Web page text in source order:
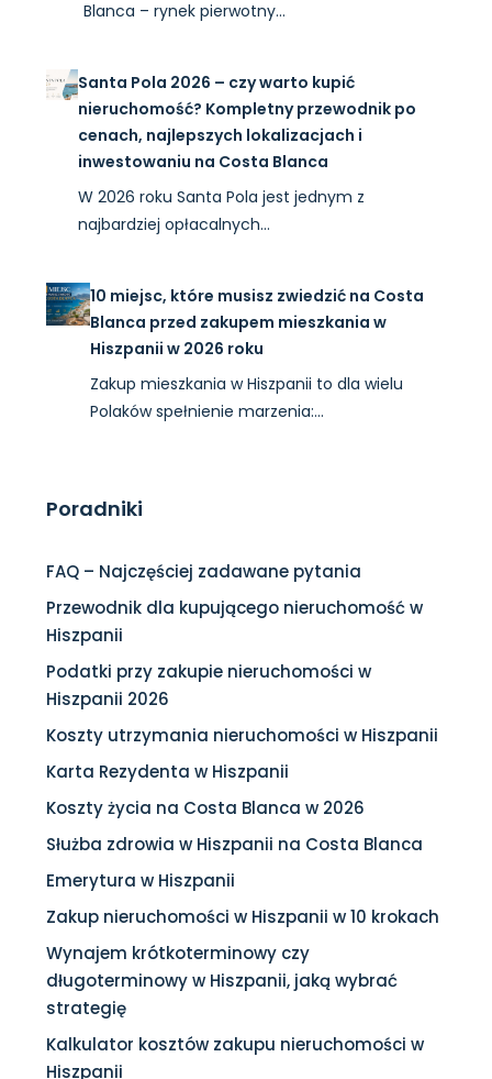
Blanca – rynek pierwotny…
Santa Pola 2026 – czy warto kupić
nieruchomość? Kompletny przewodnik po
cenach, najlepszych lokalizacjach i
inwestowaniu na Costa Blanca
W 2026 roku Santa Pola jest jednym z
najbardziej opłacalnych…
10 miejsc, które musisz zwiedzić na Costa
Blanca przed zakupem mieszkania w
Hiszpanii w 2026 roku
Zakup mieszkania w Hiszpanii to dla wielu
Polaków spełnienie marzenia:…
Poradniki
FAQ – Najczęściej zadawane pytania
Przewodnik dla kupującego nieruchomość w
Hiszpanii
Podatki przy zakupie nieruchomości w
Hiszpanii 2026
Koszty utrzymania nieruchomości w Hiszpanii
Karta Rezydenta w Hiszpanii
Koszty życia na Costa Blanca w 2026
Służba zdrowia w Hiszpanii na Costa Blanca
Emerytura w Hiszpanii
Zakup nieruchomości w Hiszpanii w 10 krokach
Wynajem krótkoterminowy czy
długoterminowy w Hiszpanii, jaką wybrać
strategię
Kalkulator kosztów zakupu nieruchomości w
Hiszpanii